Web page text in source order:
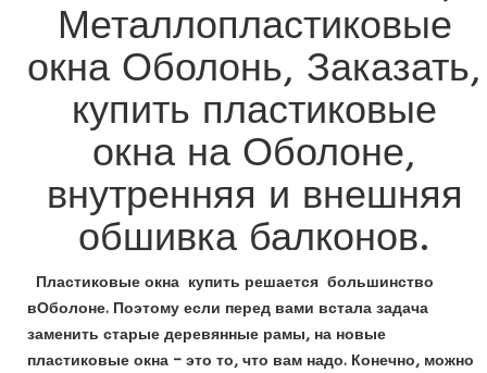
Металлопластиковые
окна Оболонь, Заказать,
купить пластиковые
окна на Оболоне,
внутренняя и внешняя
обшивка балконов.
Пластиковые окна купить решается большинство
вОболоне. Поэтому если перед вами встала задача
заменить старые деревянные рамы, на новые
пластиковые окна – это то, что вам надо. Конечно, можно